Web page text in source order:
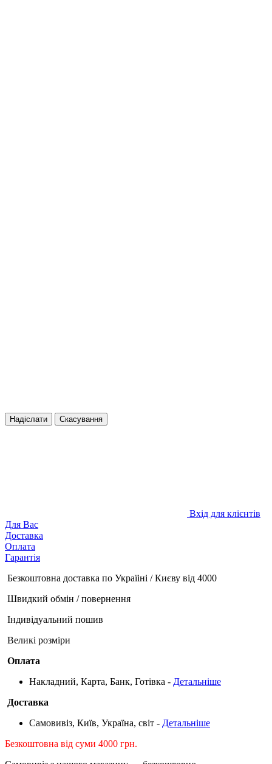
Надіслати Скасування
Вхід для клієнтів
Для Вас
Доставка
Оплата
Гарантія
Безкоштовна доставка по Україіні / Києву від 4000
Швидкий обмін / повернення
Індивідуальний пошив
Великі розміри
Оплата
Накладний, Карта, Банк, Готівка - Детальніше
Доставка
Самовивіз, Київ, Україна, світ - Детальніше
Безкоштовна від суми 4000 грн.